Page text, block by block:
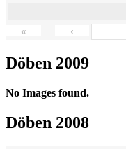
« ‹
Döben 2009
No Images found.
Döben 2008